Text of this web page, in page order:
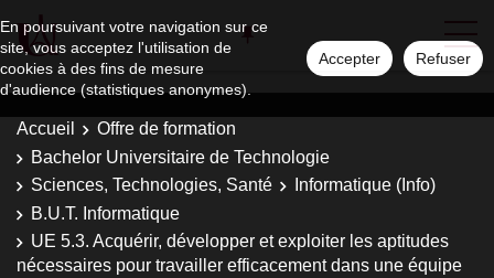
En poursuivant votre navigation sur ce
site, vous acceptez l'utilisation de
cookies à des fins de mesure
d'audience (statistiques anonymes).
Accepter Refuser
Accueil
Offre de formation
Bachelor Universitaire de Technologie
Sciences, Technologies, Santé
Informatique (Info)
B.U.T. Informatique
UE 5.3. Acquérir, développer et exploiter les aptitudes
nécessaires pour travailler efficacement dans une équipe